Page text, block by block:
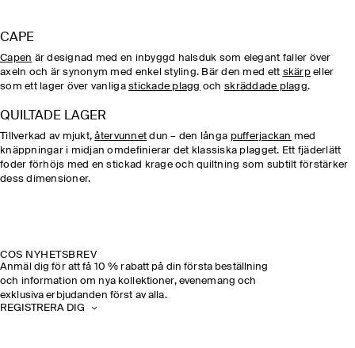
CAPE
Capen är designad med en inbyggd halsduk som elegant faller över
axeln och är synonym med enkel styling. Bär den med ett skärpeller
som ett lager över vanligastickade plagg och skräddade plagg.
QUILTADE LAGER
Tillverkad av mjukt,återvunnet dun – den långa pufferjackan med
knäppningar i midjan omdefinierar det klassiska plagget. Ett fjäderlätt
foder förhöjs med en stickad krage och quiltning som subtilt förstärker
dess dimensioner.
COS NYHETSBREV
Anmäl dig för att få 10 % rabatt på din första beställning
och information om nya kollektioner, evenemang och
exklusiva erbjudanden först av alla.
REGISTRERA DIG